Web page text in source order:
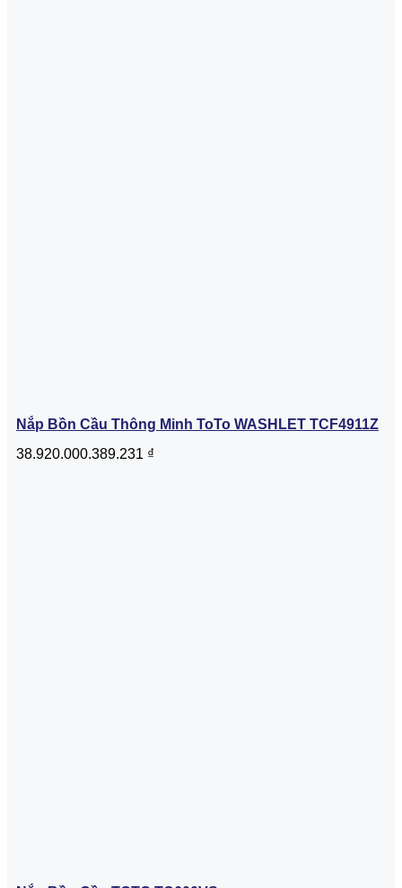
Nắp Bồn Cầu Thông Minh ToTo WASHLET TCF4911Z
38.920.000.389.231 ₫